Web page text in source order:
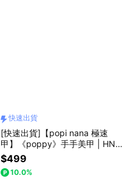
快速出貨
[快速出貨]【popi nana 極速
甲】《poppy》手手美甲 | HN-
404 (盒裝 / 每款24片)
$499
10.0%